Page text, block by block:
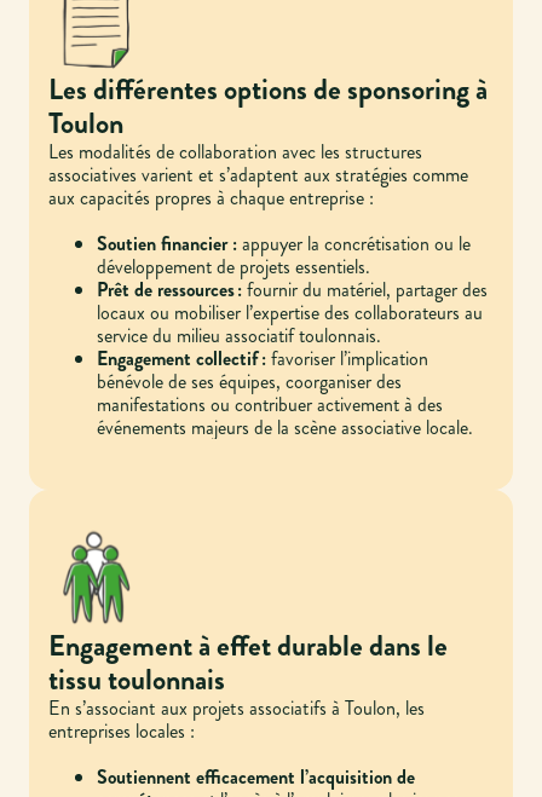
Les différentes options de sponsoring à
Toulon
Les modalités de collaboration avec les structures
associatives varient et s’adaptent aux stratégies comme
aux capacités propres à chaque entreprise :
Soutien financier :appuyer la concrétisation ou le
développement de projets essentiels.
Prêt de ressources :fournir du matériel, partager des
locaux ou mobiliser l’expertise des collaborateurs au
service du milieu associatif toulonnais.
Engagement collectif :favoriser l’implication
bénévole de ses équipes, coorganiser des
manifestations ou contribuer activement à des
événements majeurs de la scène associative locale.
Engagement à effet durable dans le
tissu toulonnais
En s’associant aux projets associatifs à Toulon, les
entreprises locales :
Soutiennent efficacement l’acquisition de